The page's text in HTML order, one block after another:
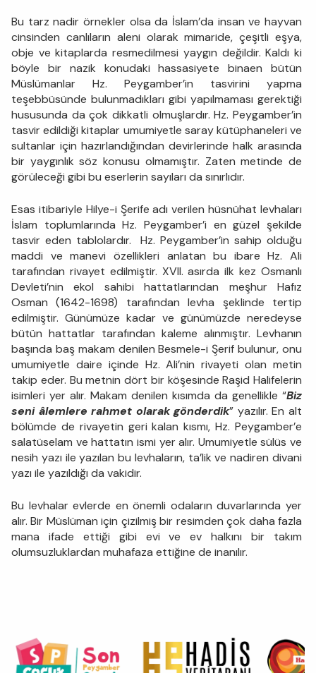
Bu tarz nadir örnekler olsa da İslam’da insan ve hayvan
cinsinden canlıların aleni olarak mimaride, çeşitli eşya,
obje ve kitaplarda resmedilmesi yaygın değildir. Kaldı ki
böyle bir nazik konudaki hassasiyete binaen bütün
Müslümanlar Hz. Peygamber’in tasvirini yapma
teşebbüsünde bulunmadıkları gibi yapılmaması gerektiği
hususunda da çok dikkatli olmuşlardır. Hz. Peygamber’in
tasvir edildiği kitaplar umumiyetle saray kütüphaneleri ve
sultanlar için hazırlandığından devirlerinde halk arasında
bir yaygınlık söz konusu olmamıştır. Zaten metinde de
görüleceği gibi bu eserlerin sayıları da sınırlıdır.
Esas itibariyle Hilye-i Şerife adı verilen hüsnühat levhaları
İslam toplumlarında Hz. Peygamber’i en güzel şekilde
tasvir eden tablolardır. Hz. Peygamber’in sahip olduğu
maddi ve manevi özellikleri anlatan bu ibare Hz. Ali
tarafından rivayet edilmiştir. XVII. asırda ilk kez Osmanlı
Devleti’nin ekol sahibi hattatlarından meşhur Hafız
Osman (1642-1698) tarafından levha şeklinde tertip
edilmiştir. Günümüze kadar ve günümüzde neredeyse
bütün hattatlar tarafından kaleme alınmıştır. Levhanın
başında baş makam denilen Besmele-i Şerif bulunur, onu
umumiyetle daire içinde Hz. Ali’nin rivayeti olan metin
takip eder. Bu metnin dört bir köşesinde Raşid Halifelerin
isimleri yer alır. Makam denilen kısımda da genellikle “Biz
seni âlemlere rahmet olarak gönderdik” yazılır. En alt
bölümde de rivayetin geri kalan kısmı, Hz. Peygamber’e
salatüselam ve hattatın ismi yer alır. Umumiyetle sülüs ve
nesih yazı ile yazılan bu levhaların, ta’lik ve nadiren divani
yazı ile yazıldığı da vakidir.
Bu levhalar evlerde en önemli odaların duvarlarında yer
alır. Bir Müslüman için çizilmiş bir resimden çok daha fazla
mana ifade ettiği gibi evi ve ev halkını bir takım
olumsuzluklardan muhafaza ettiğine de inanılır.